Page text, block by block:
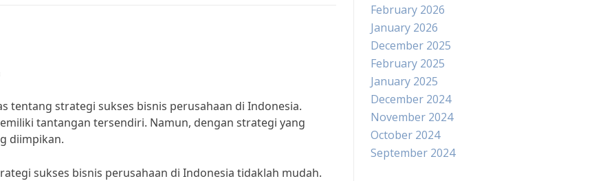
tentang strategi sukses bisnis perusahaan di Indonesia.
tantangan tersendiri. Namun, dengan strategi yang
diimpikan.
sukses bisnis perusahaan di Indonesia tidaklah mudah.
February 2026
January 2026
December 2025
February 2025
January 2025
December 2024
November 2024
October 2024
September 2024